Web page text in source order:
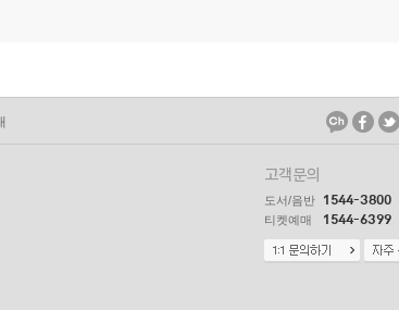
고객문의
도서/음반 1544-3800
티켓예매 1544-6399